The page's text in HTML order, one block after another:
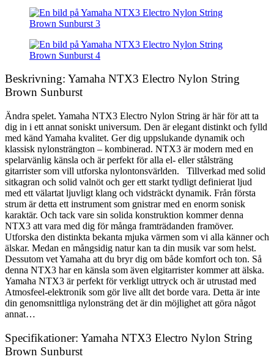
Beskrivning: Yamaha NTX3 Electro Nylon String
Brown Sunburst
Ändra spelet. Yamaha NTX3 Electro Nylon String är här för att ta
dig in i ett annat soniskt universum. Den är elegant distinkt och fylld
med känd Yamaha kvalitet. Ger dig uppslukande dynamik och
klassisk nylonsträngton – kombinerad. NTX3 är modern med en
spelarvänlig känsla och är perfekt för alla el- eller stålsträng
gitarrister som vill utforska nylontonsvärlden. Tillverkad med solid
sitkagran och solid valnöt och ger ett starkt tydligt definierat ljud
med ett välartat ljuvligt klang och vidsträckt dynamik. Från första
strum är detta ett instrument som gnistrar med en enorm sonisk
karaktär. Och tack vare sin solida konstruktion kommer denna
NTX3 att vara med dig för många framträdanden framöver.
Utforska den distinkta bekanta mjuka värmen som vi alla känner och
älskar. Medan en mångsidig natur kan ta din musik var som helst.
Dessutom vet Yamaha att du bryr dig om både komfort och ton. Så
denna NTX3 har en känsla som även elgitarrister kommer att älska.
Yamaha NTX3 är perfekt för verkligt uttryck och är utrustad med
Atmosfeel-elektronik som gör live allt det borde vara. Detta är inte
din genomsnittliga nylonsträng det är din möjlighet att göra något
annat…
Specifikationer: Yamaha NTX3 Electro Nylon String
Brown Sunburst